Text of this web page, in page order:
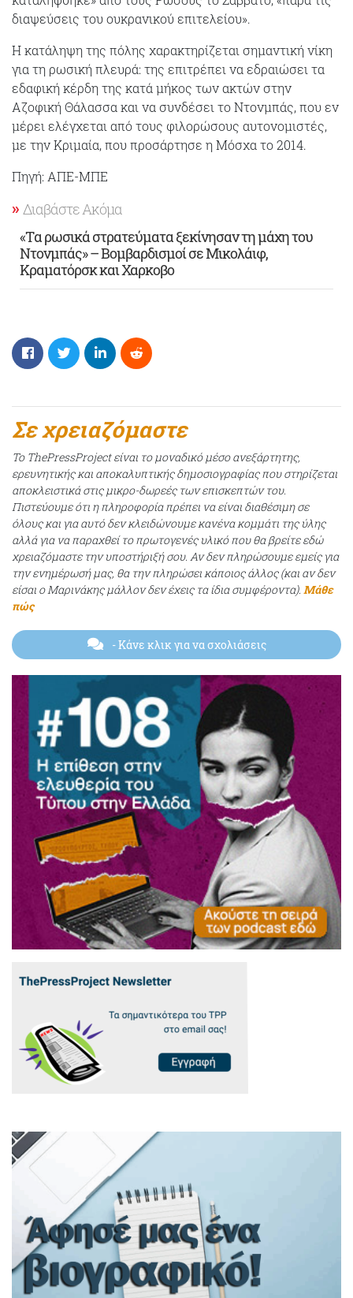
διαψεύσεις του ουκρανικού επιτελείου».
Η κατάληψη της πόλης χαρακτηρίζεται σημαντική νίκη
για τη ρωσική πλευρά: της επιτρέπει να εδραιώσει τα
εδαφική κέρδη της κατά μήκος των ακτών στην
Αζοφική Θάλασσα και να συνδέσει το Ντονμπάς, που εν
μέρει ελέγχεται από τους φιλορώσους αυτονομιστές,
με την Κριμαία, που προσάρτησε η Μόσχα το 2014.
Πηγή: ΑΠΕ-ΜΠE
Διαβάστε Ακόμα
«Tα ρωσικά στρατεύματα ξεκίνησαν τη μάχη του
Ντονμπάς» – Βομβαρδισμοί σε Μικολάιφ,
Κραματόρσκ και Χαρκοβο
Σε χρειαζόμαστε
Το ThePressProject είναι το μοναδικό μέσο ανεξάρτητης,
ερευνητικής και αποκαλυπτικής δημοσιογραφίας που στηρίζεται
αποκλειστικά στις μικρο-δωρεές των επισκεπτών του.
Πιστεύουμε ότι η πληροφορία πρέπει να είναι διαθέσιμη σε
όλους και για αυτό δεν κλειδώνουμε κανένα κομμάτι της ύλης
αλλά για να παραχθεί το πρωτογενές υλικό που θα βρείτε εδώ
χρειαζόμαστε την υποστήριξή σου. Αν δεν πληρώσουμε εμείς για
την ενημέρωσή μας, θα την πληρώσει κάποιος άλλος (και αν δεν
είσαι ο Μαρινάκης μάλλον δεν έχεις τα ίδια συμφέροντα). Μάθε
πώς
- Κάνε κλικ για να σχολιάσεις